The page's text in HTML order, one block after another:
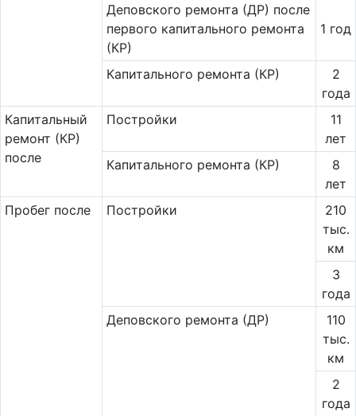
Деповского ремонта (ДР) после
первого капитального ремонта
(КР)
1 год
Капитального ремонта (КР)
2
года
Ка­пи­таль­ный
ремонт (КР)
после
Постройки
11
лет
Капитального ремонта (КР)
8
лет
Пробег после
Постройки
210
тыс.
км
3
года
Деповского ремонта (ДР)
110
тыс.
км
2
года